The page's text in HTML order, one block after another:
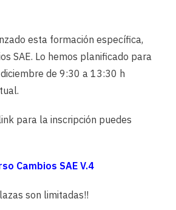
esta formación específica,
SAE. Lo hemos planificado para
de 9:30 a 13:30 h
para la inscripción puedes
Cambios SAE V.4
son limitadas!!